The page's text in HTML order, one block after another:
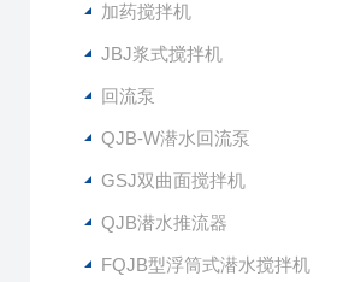
加药搅拌机
JBJ浆式搅拌机
回流泵
QJB-W潜水回流泵
GSJ双曲面搅拌机
QJB潜水推流器
FQJB型浮筒式潜水搅拌机